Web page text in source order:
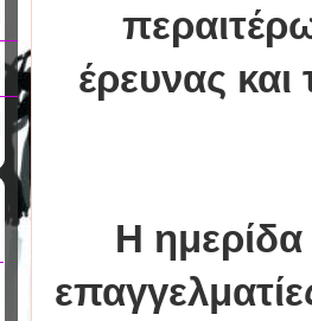
έρευνας
Η ημερίδα